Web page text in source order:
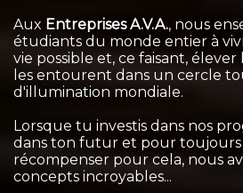
Aux Entreprises A.V.A., nous
étudiants du monde entier à
vie possible et, ce faisant,
les entourent dans un cercle
d'illumination mondiale.
Lorsque tu investis dans nos
dans ton futur et pour
récompenser pour cela, nous
concepts incroyables...